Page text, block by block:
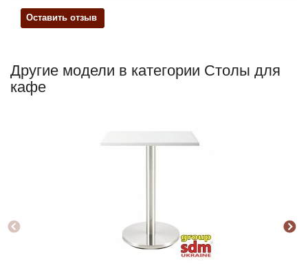
Оставить отзыв
Другие модели в категории Столы для
кафе